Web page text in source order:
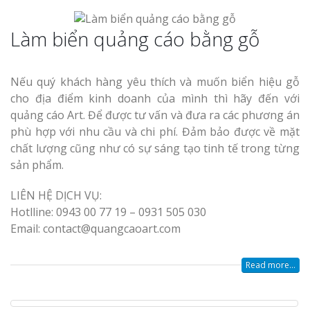
Làm biển quảng cáo bằng gỗ
Nếu quý khách hàng yêu thích và muốn biển hiệu gỗ
cho địa điểm kinh doanh của mình thì hãy đến với
quảng cáo Art. Để được tư vấn và đưa ra các phương án
phù hợp với nhu cầu và chi phí. Đảm bảo được về mặt
chất lượng cũng như có sự sáng tạo tinh tế trong từng
sản phẩm.
LIÊN HỆ DỊCH VỤ:
Hotlline: 0943 00 77 19 – 0931 505 030
Email: contact@quangcaoart.com
Read more...